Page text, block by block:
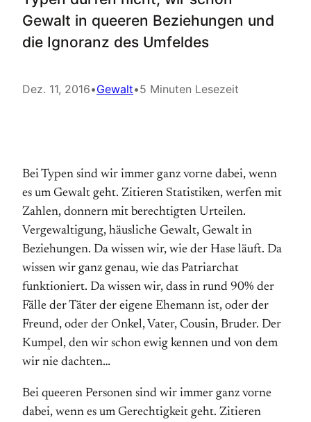
Gewalt in queeren Beziehungen und
die Ignoranz des Umfeldes
Dez. 11, 2016•Gewalt•5 Minuten Lesezeit
Bei Typen sind wir immer ganz vorne dabei, wenn
es um Gewalt geht. Zitieren Statistiken, werfen mit
Zahlen, donnern mit berechtigten Urteilen.
Vergewaltigung, häusliche Gewalt, Gewalt in
Beziehungen. Da wissen wir, wie der Hase läuft. Da
wissen wir ganz genau, wie das Patriarchat
funktioniert. Da wissen wir, dass in rund 90% der
Fälle der Täter der eigene Ehemann ist, oder der
Freund, oder der Onkel, Vater, Cousin, Bruder. Der
Kumpel, den wir schon ewig kennen und von dem
wir nie dachten…
Bei queeren Personen sind wir immer ganz vorne
dabei, wenn es um Gerechtigkeit geht. Zitieren